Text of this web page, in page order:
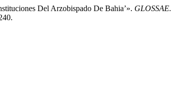
Del Arzobispado De Bahia’». GLOSSAE.